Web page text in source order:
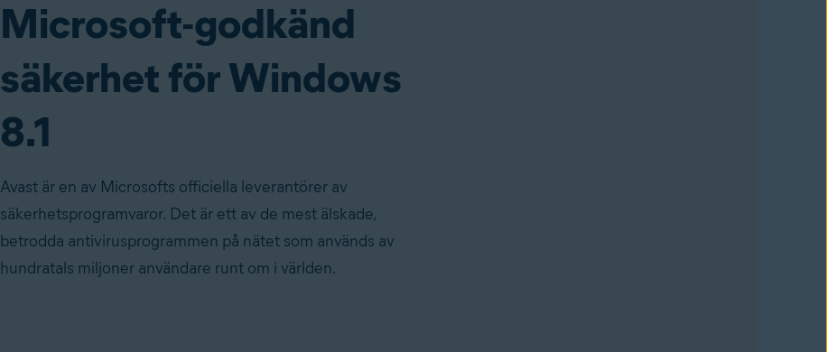
Microsoft-godkänd
säkerhet för Windows
8.1
Avast är en av Microsofts officiella leverantörer av
säkerhetsprogramvaror. Det är ett av de mest älskade,
betrodda antivirusprogrammen på nätet som används av
hundratals miljoner användare runt om i världen.